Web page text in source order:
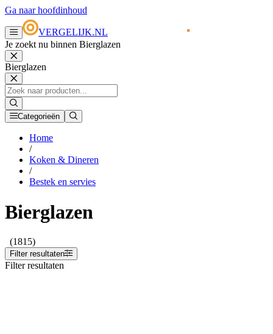
Ga naar hoofdinhoud
VERGELIJK.NL
Je zoekt nu binnen Bierglazen
Bierglazen
Categorieën
Home
/
Koken & Dineren
/
Bestek en servies
Bierglazen
(1815)
Filter resultaten
Filter resultaten